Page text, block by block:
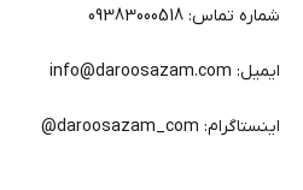
شماره تماس: 09383000518
ایمیل: info@daroosazam.com
اینستاگرام: daroosazam_com@